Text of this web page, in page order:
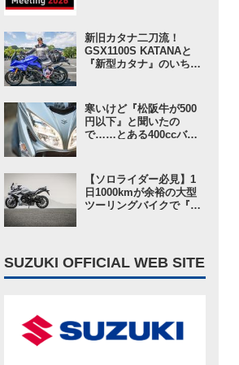
リーム」な……!? 【スズ
キのバイク！ のイベント
ニュース】
新旧カタナ二刀流！
GSX1100S KATANAと
『新型カタナ』のいちば
スズキ乗り突撃インタビ
ュー】
寒いけど『松阪牛が500
円以下』と聞いたの
で……とある400ccバイ
バーグマン400 ／ インプ
レ・レビュー① 出発編】
【ソロライダー必見】1
日1000kmが余裕の大型
ツーリングバイクで『ス
S1000GT／ツーリングイ
ンプレ・レビュー 前編】
SUZUKI OFFICIAL WEB SITE